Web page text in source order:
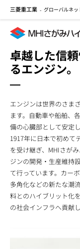
三菱重工業 - グローバルネッ
卓越した信
るエンジン。
エンジンは世界のさま
ます。自動車や船舶、
備の心臓部として安定
1917年に日本で初めて
を受け継ぎ、MHIさが
ジンの開発・生産維持
て行っています。カー
多角化などの新たな潮
料とのハイブリット化
の社会インフラへ貢献し